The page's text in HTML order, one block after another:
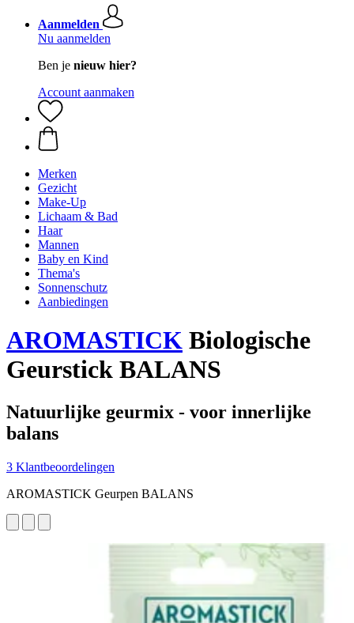
Aanmelden
Nu aanmelden
Ben je nieuw hier?
Account aanmaken
Merken
Gezicht
Make-Up
Lichaam & Bad
Haar
Mannen
Baby en Kind
Thema's
Sonnenschutz
Aanbiedingen
AROMASTICK Biologische
Geurstick BALANS
Natuurlijke geurmix - voor innerlijke
balans
3 Klantbeoordelingen
AROMASTICK Geurpen BALANS